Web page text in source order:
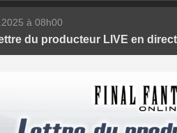
à 08h00
du producteur LIVE en